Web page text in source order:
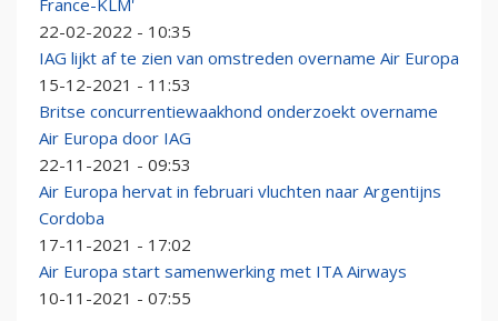
France-KLM'
22-02-2022 - 10:35
IAG lijkt af te zien van omstreden overname Air Europa
15-12-2021 - 11:53
Britse concurrentiewaakhond onderzoekt overname
Air Europa door IAG
22-11-2021 - 09:53
Air Europa hervat in februari vluchten naar Argentijns
Cordoba
17-11-2021 - 17:02
Air Europa start samenwerking met ITA Airways
10-11-2021 - 07:55